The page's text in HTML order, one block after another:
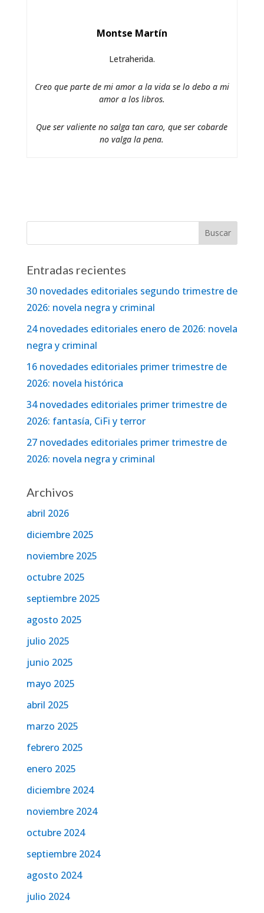
Montse Martín
Letraherida.
Creo que parte de mi amor a la vida se lo debo a mi
amor a los libros.
Que ser valiente no salga tan caro, que ser cobarde
no valga la pena.
Entradas recientes
30 novedades editoriales segundo trimestre de
2026: novela negra y criminal
24 novedades editoriales enero de 2026: novela
negra y criminal
16 novedades editoriales primer trimestre de
2026: novela histórica
34 novedades editoriales primer trimestre de
2026: fantasía, CiFi y terror
27 novedades editoriales primer trimestre de
2026: novela negra y criminal
Archivos
abril 2026
diciembre 2025
noviembre 2025
octubre 2025
septiembre 2025
agosto 2025
julio 2025
junio 2025
mayo 2025
abril 2025
marzo 2025
febrero 2025
enero 2025
diciembre 2024
noviembre 2024
octubre 2024
septiembre 2024
agosto 2024
julio 2024